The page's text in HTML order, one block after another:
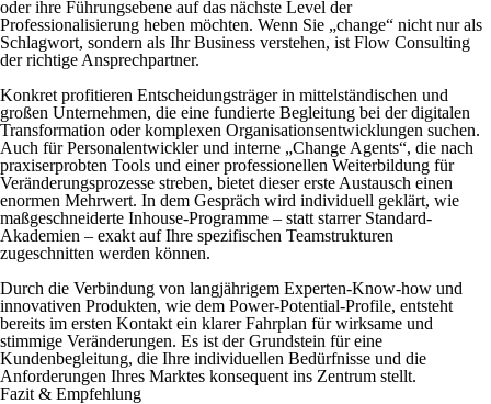
oder ihre Führungsebene auf das nächste Level der
Professionalisierung heben möchten. Wenn Sie „change“ nicht nur als
Schlagwort, sondern als Ihr Business verstehen, ist Flow Consulting
der richtige Ansprechpartner.
Konkret profitieren Entscheidungsträger in mittelständischen und
großen Unternehmen, die eine fundierte Begleitung bei der digitalen
Transformation oder komplexen Organisationsentwicklungen suchen.
Auch für Personalentwickler und interne „Change Agents“, die nach
praxiserprobten Tools und einer professionellen Weiterbildung für
Veränderungsprozesse streben, bietet dieser erste Austausch einen
enormen Mehrwert. In dem Gespräch wird individuell geklärt, wie
maßgeschneiderte Inhouse-Programme – statt starrer Standard-
Akademien – exakt auf Ihre spezifischen Teamstrukturen
zugeschnitten werden können.
Durch die Verbindung von langjährigem Experten-Know-how und
innovativen Produkten, wie dem Power-Potential-Profile, entsteht
bereits im ersten Kontakt ein klarer Fahrplan für wirksame und
stimmige Veränderungen. Es ist der Grundstein für eine
Kundenbegleitung, die Ihre individuellen Bedürfnisse und die
Anforderungen Ihres Marktes konsequent ins Zentrum stellt.
Fazit & Empfehlung